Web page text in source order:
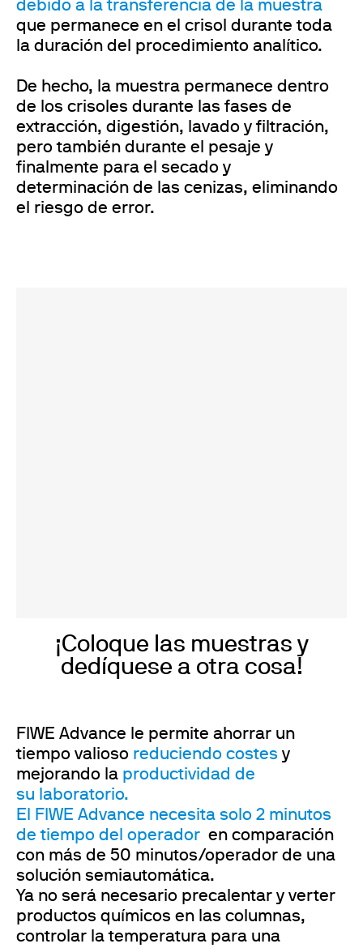
debido a la transferencia de la muestra
que permanece en el crisol durante toda
la duración del procedimiento analítico.
De hecho, la muestra permanece dentro
de los crisoles durante las fases de
extracción, digestión, lavado y filtración,
pero también durante el pesaje y
finalmente para el secado y
determinación de las cenizas, eliminando
el riesgo de error.
¡Coloque las muestras y
dedíquese a otra cosa!
FIWE Advance le permite ahorrar un
tiempo valioso reduciendo costes y
mejorando la productividad de
su laboratorio.
El FIWE Advance necesita solo 2 minutos
de tiempo del operador en comparación
con más de 50 minutos/operador de una
solución semiautomática.
Ya no será necesario precalentar y verter
productos químicos en las columnas,
controlar la temperatura para una